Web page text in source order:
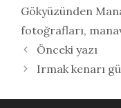
Gökyüzünden
fotoğrafları,
Önceki yazı
Irmak kenarı